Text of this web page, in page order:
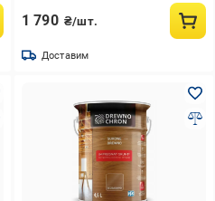
1 790 ₴/шт.
Доставим